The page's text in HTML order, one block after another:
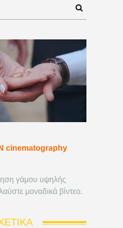
cinematography
γάμου υψηλής
μοναδικά βίντεο.